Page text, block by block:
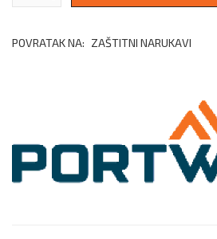
POVRATAK NA: ZAŠTITNI NARUKAVI